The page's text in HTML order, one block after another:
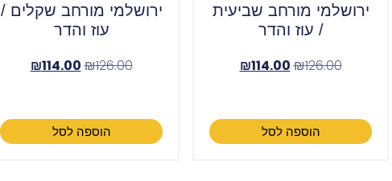
ירושלמי מורחב שביעית
/ עוז והדר
₪126.00
₪114.00
הוספה לסל
ירושלמי מורחב שקלים /
עוז והדר
₪126.00
₪114.00
הוספה לסל